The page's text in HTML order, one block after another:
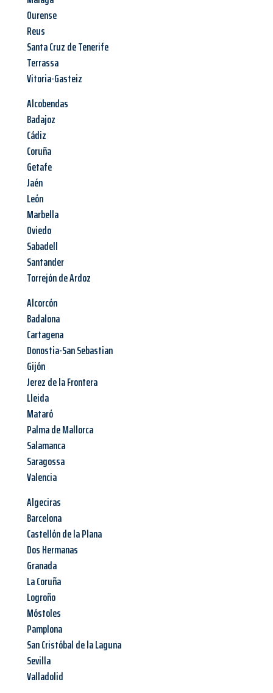
Ourense
Reus
Santa Cruz de Tenerife
Terrassa
Vitoria-Gasteiz
Alcobendas
Badajoz
Cádiz
Coruña
Getafe
Jaén
León
Marbella
Oviedo
Sabadell
Santander
Torrejón de Ardoz
Alcorcón
Badalona
Cartagena
Donostia-San Sebastian
Gijón
Jerez de la Frontera
Lleida
Mataró
Palma de Mallorca
Salamanca
Saragossa
Valencia
Algeciras
Barcelona
Castellón de la Plana
Dos Hermanas
Granada
La Coruña
Logroño
Móstoles
Pamplona
San Cristóbal de la Laguna
Sevilla
Valladolid